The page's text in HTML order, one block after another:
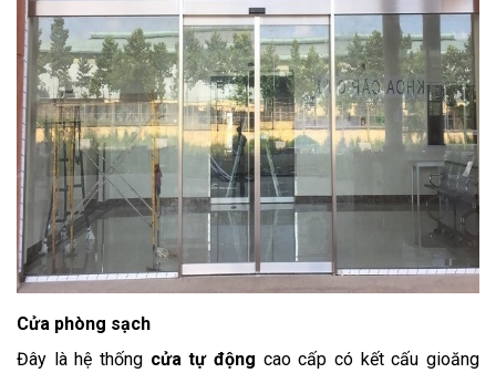
Cửa phòng sạch
Đây là hệ thống cửa tự động cao cấp có kết cấu gioăng